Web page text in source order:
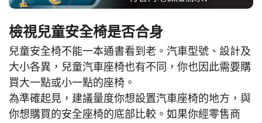
檢視兒童安全椅是否合身
兒童安全椅不能一本通書看到老。汽車型號、設計及
大小各異，兒童汽車座椅也有不同，你也因此需要購
買大一點或小一點的座椅。
為準確起見，建議量度你想設置汽車座椅的地方，與
你想購買的安全座椅的底部比較。如果你經零售商